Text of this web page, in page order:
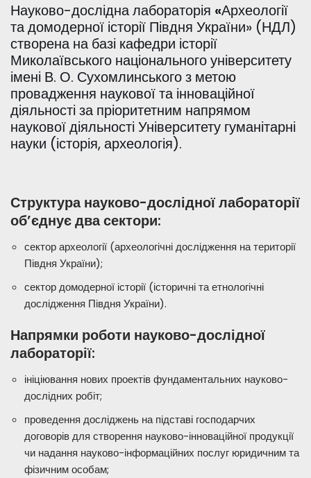
Науково-дослідна лабораторія «Археології
та домодерної історії Півдня України» (НДЛ)
створена на базі кафедри історії
Миколаївського національного університету
імені В. О. Сухомлинського з метою
провадження наукової та інноваційної
діяльності за пріоритетним напрямом
наукової діяльності Університету гуманітарні
науки (історія, археологія).
Структура науково-дослідної лабораторії
об’єднує два сектори:
сектор археології (археологічні дослідження на території
Півдня України);
сектор домодерної історії (історичні та етнологічні
дослідження Півдня України).
Напрямки роботи науково-дослідної
лабораторії:
ініціювання нових проектів фундаментальних науково-
дослідних робіт;
проведення досліджень на підставі господарчих
договорів для створення науково-інноваційної продукції
чи надання науково-інформаційних послуг юридичним та
фізичним особам;